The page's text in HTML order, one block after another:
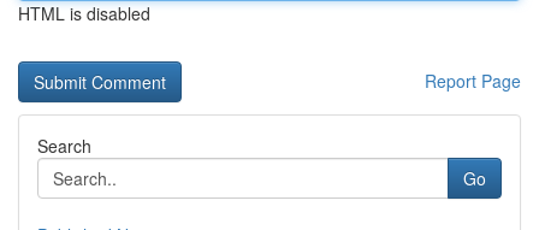
HTML is disabled
Report Page
Search
Go